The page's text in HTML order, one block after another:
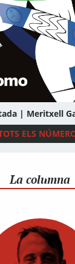
| Meritxell
ELS
La columna